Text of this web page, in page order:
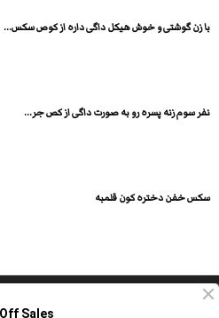
با زن گوشتی و خوش هیکل داگی داره از کوص سکس...
نفر سوم زنه پسره رو به صورت داگی از کص جر...
سکس خفن دختره کون قلمبه